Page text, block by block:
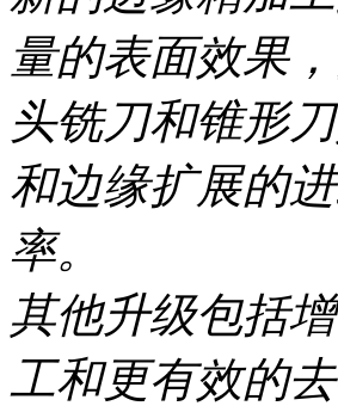
量的表面效果
头铣刀和锥形
和边缘扩展的
率。
其他升级包括
工和更有效的